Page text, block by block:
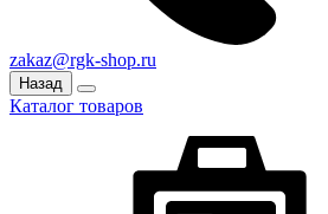
zakaz@rgk-shop.ru
Назад
Каталог товаров